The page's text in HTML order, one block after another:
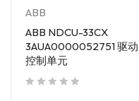
ABB
ABB NDCU-33CX
3AUA0000052751 驱动
控制单元